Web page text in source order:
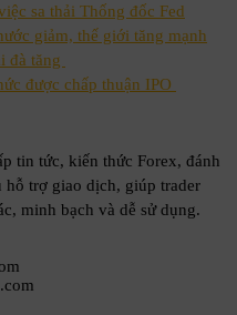
sa thải Thống đốc Fed
giảm, thế giới tăng mạnh
đà tăng
được chấp thuận IPO
tin tức, kiến thức Forex, đánh
hỗ trợ giao dịch, giúp trader
minh bạch và dễ sử dụng.